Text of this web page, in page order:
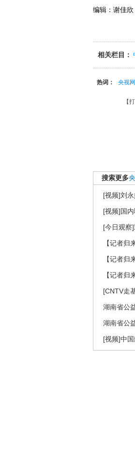
编辑：谢佳欣
相关栏目：
热词： 央视网
【
搜索更多
[视频]刘
[视频]国
[今日观察
【记者
【记者归
【记者
[CNTV走
湖南省公
湖南省公
[视频]中